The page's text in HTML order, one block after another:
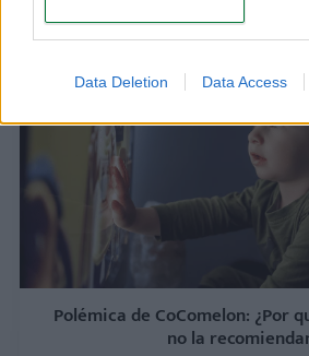
Data Deletion Data Access
LEER
Polémica de CoComelon: ¿Por
no la